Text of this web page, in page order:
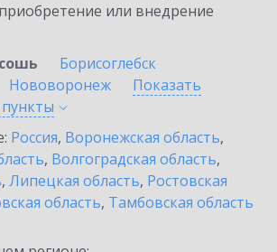
или внедрение
Борисоглебск
Нововоронеж
Показать
пункты
Россия, Воронежская область,
, Волгоградская область,
, Липецкая область, Ростовская
область, Тамбовская область